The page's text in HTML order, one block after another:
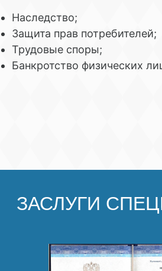
Наследство;
Защита прав потребителей;
Трудовые споры;
Банкротство физических
ЗАСЛУГИ